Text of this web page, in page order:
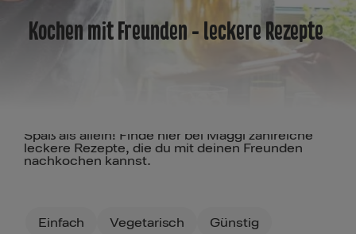
Kochen mit Freunden - leckere Rezepte
Spaß als allein! Finde hier bei Maggi zahlreiche
leckere Rezepte, die du mit deinen Freunden
nachkochen kannst.
Einfach Vegetarisch
Günstig